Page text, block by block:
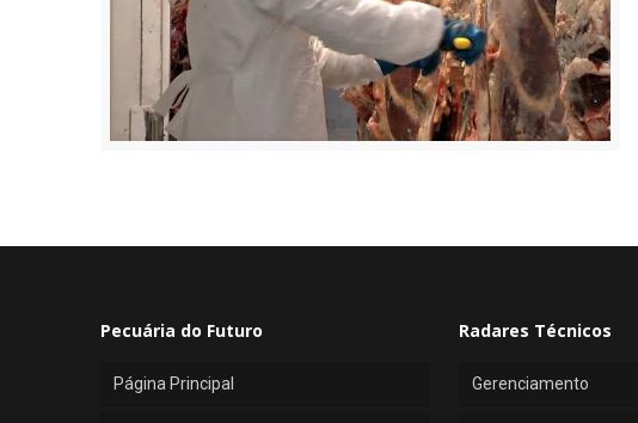
Pecuária do Futuro
Página Principal
Radares Técnicos
Gerenciamento